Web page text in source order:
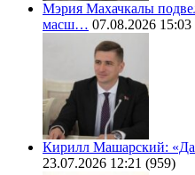
Мэрия Махачкалы
масш… 07.08.2026 15:03
Кирилл Машарский:
23.07.2026 12:21 (959)